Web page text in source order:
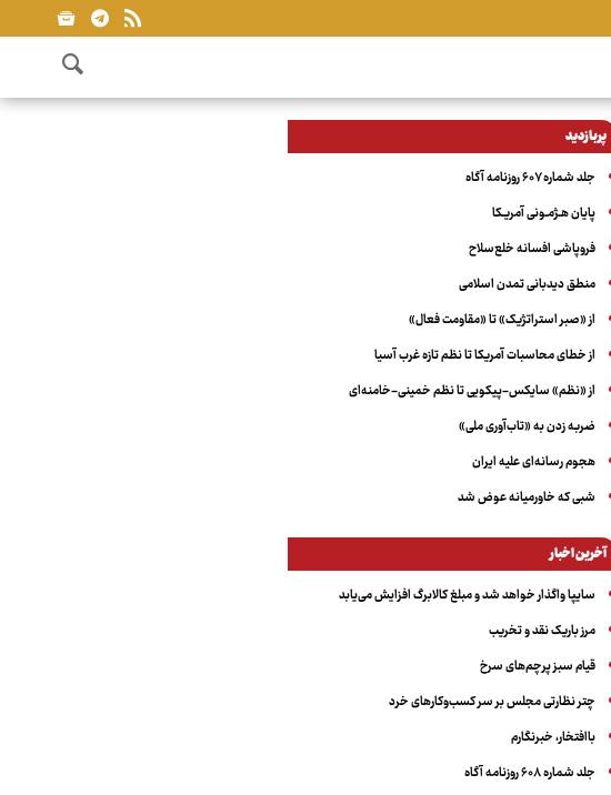
پربازدید
جلد شماره ۶۰۷ روزنامه آگاه
پایان هـژمـونی آمریـکا
فروپاشی افسانه خلع‌سلاح
منطق دیدبانی تمدن اسلامی
از «صبر استراتژیک» تا «مقاومت فعال»
از خطای محاسبات آمریکا تا نظم تازه غرب آسیا
از «نظم» سایکس-پیکویی تا نظم خمینی-خامنه‌ای
ضربه زدن به «تاب‌آوری ملی»
هجوم رسانه‌ای علیه ایران
شبی که خاورمیانه عوض شد
آخرین اخبار
سایپا واگذار خواهد شد و مبلغ کالابرگ افزایش می‌یابد
مرز باریک نقد و تخریب
قیام سبز پرچم‌های سرخ
چتر نظارتی مجلس بر سر کسب‌وکارهای خرد
باافتخار، خبرنگارم
جلد شماره ۶۰۸ روزنامه آگاه